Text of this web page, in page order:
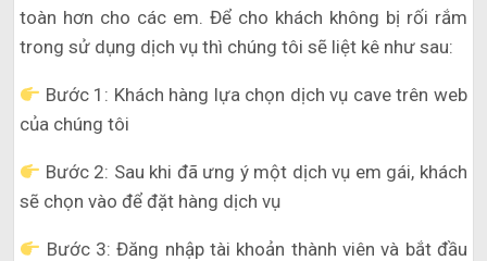
toàn hơn cho các em. Để cho khách không bị rối rắm
trong sử dụng dịch vụ thì chúng tôi sẽ liệt kê như sau:
Bước 1: Khách hàng lựa chọn dịch vụ cave trên web
của chúng tôi
Bước 2: Sau khi đã ưng ý một dịch vụ em gái, khách
sẽ chọn vào để đặt hàng dịch vụ
Bước 3: Đăng nhập tài khoản thành viên và bắt đầu